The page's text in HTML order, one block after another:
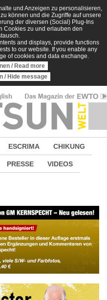
und Anzeigen zu personalisieren,
können und die Zugriffe auf unsere
der diversen (Social) Plug-Ins
Cookies zu und erlauben den
and displays, provide functions
to our website. If you enable any
of cookies and data exchange.
/ Read more
/ Hide message
ESCRIMA CHIKUNG
PRESSE VIDEOS